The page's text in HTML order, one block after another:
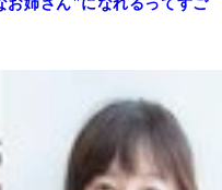
お姉さん"になれるってすご